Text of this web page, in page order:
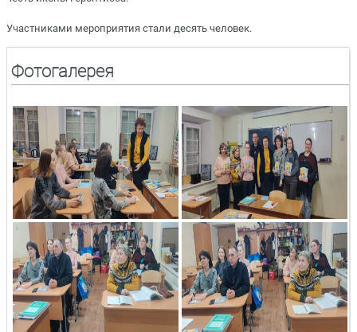
Участниками мероприятия стали десять человек.
Фотогалерея